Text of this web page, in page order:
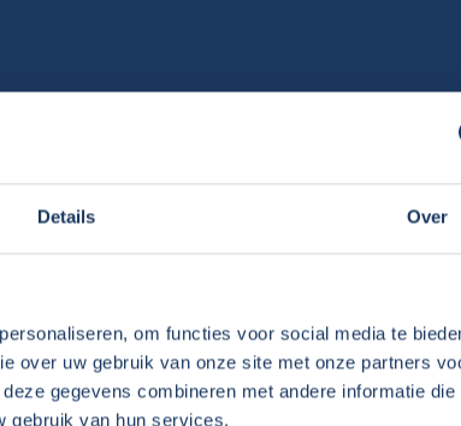
Details Over
om functies voor social media te
over uw gebruik van onze site met onze partners
gegevens combineren met andere informatie die
gebruik van hun services.
op smalle wegen
naar Zweden, via
Lofoten,
Via de